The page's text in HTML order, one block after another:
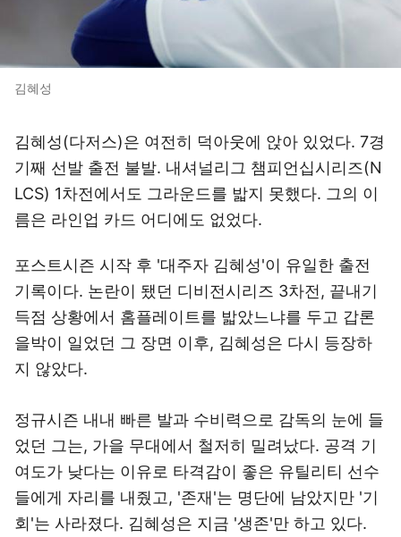
김혜성
김혜성(다저스)은 여전히 덕아웃에 앉아 있었다. 7경
기째 선발 출전 불발. 내셔널리그 챔피언십시리즈(N
LCS) 1차전에서도 그라운드를 밟지 못했다. 그의 이
름은 라인업 카드 어디에도 없었다.
포스트시즌 시작 후 '대주자 김혜성'이 유일한 출전
기록이다. 논란이 됐던 디비전시리즈 3차전, 끝내기
득점 상황에서 홈플레이트를 밟았느냐를 두고 갑론
을박이 일었던 그 장면 이후, 김혜성은 다시 등장하
지 않았다.
정규시즌 내내 빠른 발과 수비력으로 감독의 눈에 들
었던 그는, 가을 무대에서 철저히 밀려났다. 공격 기
여도가 낮다는 이유로 타격감이 좋은 유틸리티 선수
들에게 자리를 내줬고, '존재'는 명단에 남았지만 '기
회'는 사라졌다. 김혜성은 지금 '생존'만 하고 있다.